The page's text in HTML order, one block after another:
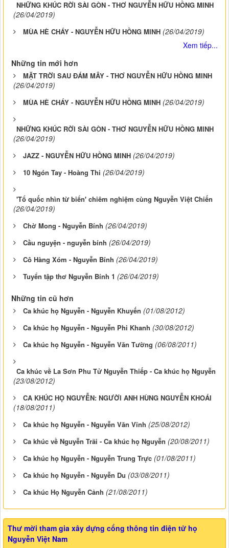
NHỮNG KHÚC RỜI SÀI GÒN - THƠ NGUYỄN HỮU HỒNG MINH
(26/04/2019)
MÙA HÈ CHÁY - NGUYỄN HỮU HỒNG MINH (26/04/2019)
Xem tiếp...
Những tin mới hơn
MẶT TRỜI SAU ĐÁM MÂY - THƠ NGUYỄN HỮU HỒNG MINH
(26/04/2019)
MÙA HÈ CHÁY - NGUYỄN HỮU HỒNG MINH (26/04/2019)
NHỮNG KHÚC RỜI SÀI GÒN - THƠ NGUYỄN HỮU HỒNG MINH
(26/04/2019)
JAZZ - NGUYỄN HỮU HỒNG MINH (26/04/2019)
10 Ngón Tay - Hoàng Thi (26/04/2019)
'Tổ quốc nhìn từ biển' chiêm nghiệm cùng Nguyễn Việt Chiến
(26/04/2019)
Chờ Mong - Nguyễn Bính (26/04/2019)
Cầu nguyện - nguyễn bính (26/04/2019)
Cô Hàng Xóm - Nguyễn Bính (26/04/2019)
Tuyển tập thơ Nguyễn Bính 1 (26/04/2019)
Những tin cũ hơn
Ca khúc họ Nguyễn - Nguyễn Khuyến (01/08/2012)
Ca khúc họ Nguyễn - Nguyễn Phi Khanh (30/08/2012)
Ca khúc họ Nguyễn - Nguyễn Văn Tường (06/08/2011)
Ca khúc về La Sơn Phu Tử Nguyễn Thiếp - Ca khúc họ Nguyễn
(23/08/2012)
CA KHÚC HỌ NGUYỄN: NGƯỜI ANH HÙNG NGUYỄN KHOÁI
(18/08/2011)
Ca khúc họ Nguyễn - Nguyễn Văn Vĩnh (25/08/2012)
Ca khúc về Nguyễn Trãi - Ca khúc họ Nguyễn (20/08/2011)
Ca khúc họ Nguyễn - Nguyễn Trung Trực (01/08/2011)
Ca khúc họ Nguyễn - Nguyễn Du (03/08/2011)
Ca khúc Họ Nguyễn Cảnh (21/08/2011)
Thư mời tham gia xây dựng cổng thông tin điện tử họ
Nguyễn Việt Nam